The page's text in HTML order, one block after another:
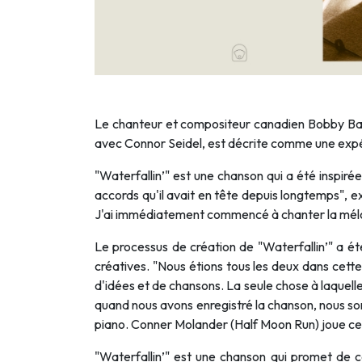
Le chanteur et compositeur canadien Bobby
avec Connor Seidel, est décrite comme une
"Waterfallin’" est une chanson qui a été
accords qu'il avait en tête depuis longtemps",
J'ai immédiatement commencé à chanter la
Le processus de création de "Waterfallin’" a
créatives. "Nous étions tous les deux dans
d'idées et de chansons. La seule chose à
quand nous avons enregistré la chanson, nous
piano. Conner Molander (Half Moon Run) joue
"Waterfallin’" est une chanson qui promet de